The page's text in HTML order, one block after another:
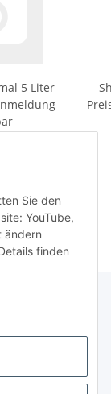
5 Liter
Sie den
YouTube,
ändern
finden